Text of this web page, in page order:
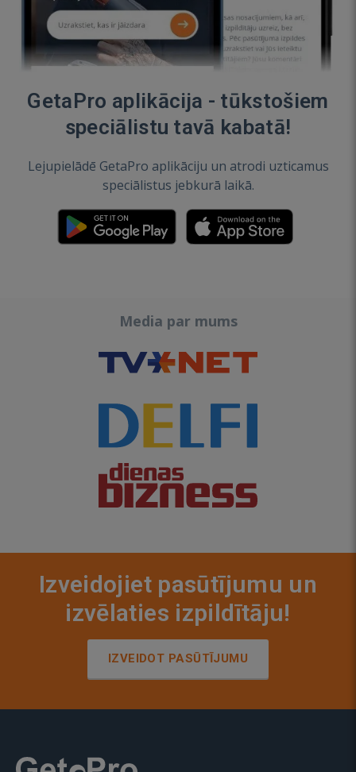
GetaPro aplikācija - tūkstošiem
speciālistu tavā kabatā!
Lejupielādē GetaPro aplikāciju un atrodi uzticamus
speciālistus jebkurā laikā.
Media par mums
Izveidojiet pasūtījumu un
izvēlaties izpildītāju!
IZVEIDOT PASŪTĪJUMU